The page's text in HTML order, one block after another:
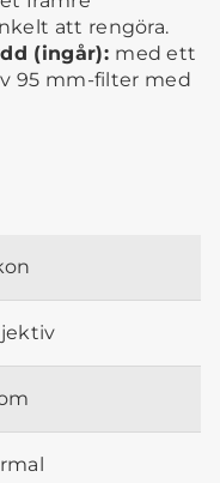
att rengöra.
(ingår): med ett
95 mm-filter med